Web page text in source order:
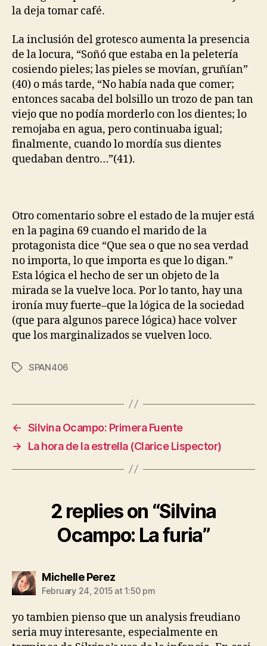
la deja tomar café.
La inclusión del grotesco aumenta la presencia
de la locura, “Soñó que estaba en la peletería
cosiendo pieles; las pieles se movían, gruñían”
(40) o más tarde, “No había nada que comer;
entonces sacaba del bolsillo un trozo de pan tan
viejo que no podía morderlo con los dientes; lo
remojaba en agua, pero continuaba igual;
finalmente, cuando lo mordía sus dientes
quedaban dentro…”(41).
Otro comentario sobre el estado de la mujer está
en la pagina 69 cuando el marido de la
protagonista dice “Que sea o que no sea verdad
no importa, lo que importa es que lo digan.”
Esta lógica el hecho de ser un objeto de la
mirada se la vuelve loca. Por lo tanto, hay una
ironía muy fuerte–que la lógica de la sociedad
(que para algunos parece lógica) hace volver
que los marginalizados se vuelven loco.
TagsSPAN406
← Silvina Ocampo: Primera Fuente
→
La hora de la estrella (Clarice Lispector)
2 replies on “Silvina
Ocampo: La furia”
Michelle Perezsays:
February 24, 2015 at 1:50 pm
yo tambien pienso que un analysis freudiano
seria muy interesante, especialmente en